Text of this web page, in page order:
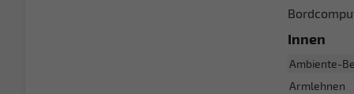
Innen
Ambiente-
Armlehnen